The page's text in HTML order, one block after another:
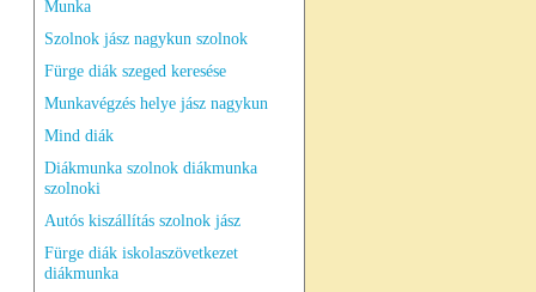
Munka
Szolnok jász nagykun szolnok
Fürge diák szeged keresése
Munkavégzés helye jász nagykun
Mind diák
Diákmunka szolnok diákmunka
szolnoki
Autós kiszállítás szolnok jász
Fürge diák iskolaszövetkezet
diákmunka